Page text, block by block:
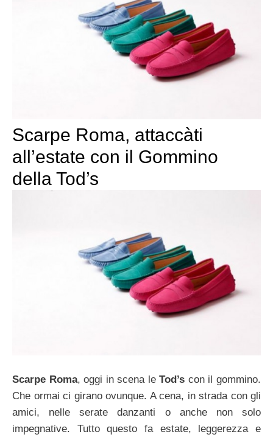
Scarpe Roma, attaccàti
all’estate con il Gommino
della Tod’s
Scarpe Roma, oggi in scena leTod’s con il gommino.
Che ormai ci girano ovunque. A cena, in strada con gli
amici, nelle serate danzanti o anche non solo
impegnative. Tutto questo fa estate, leggerezza e